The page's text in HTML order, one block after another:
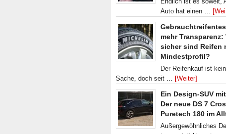
Auto hat einen …
mehr Transparenz:
sicher sind Reifen
Mindestprofil?
Der Reifenkauf ist
Sache, doch seit … [Weiter]
Ein Design-SUV
Der neue DS 7
Puretech 180 im
Außergewöhnliches